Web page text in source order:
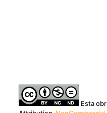
Esta